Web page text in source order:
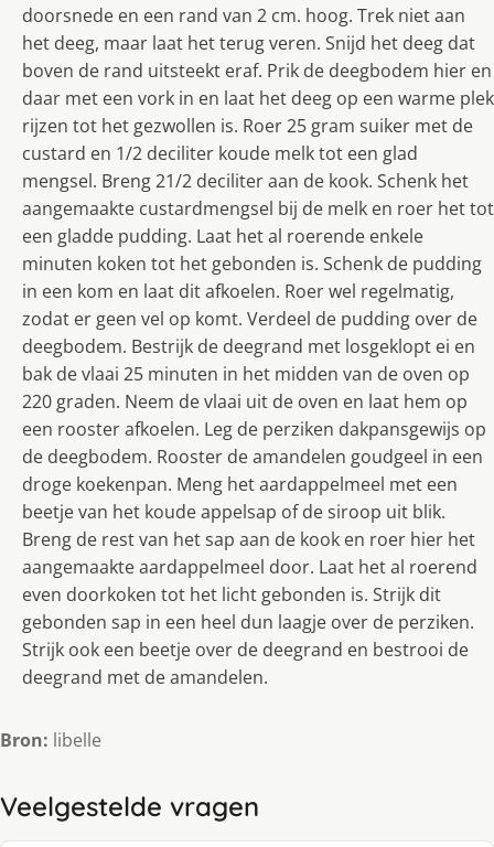
doorsnede en een rand van 2 cm. hoog. Trek niet aan
het deeg, maar laat het terug veren. Snijd het deeg dat
boven de rand uitsteekt eraf. Prik de deegbodem hier en
daar met een vork in en laat het deeg op een warme plek
rijzen tot het gezwollen is. Roer 25 gram suiker met de
custard en 1/2 deciliter koude melk tot een glad
mengsel. Breng 21/2 deciliter aan de kook. Schenk het
aangemaakte custardmengsel bij de melk en roer het tot
een gladde pudding. Laat het al roerende enkele
minuten koken tot het gebonden is. Schenk de pudding
in een kom en laat dit afkoelen. Roer wel regelmatig,
zodat er geen vel op komt. Verdeel de pudding over de
deegbodem. Bestrijk de deegrand met losgeklopt ei en
bak de vlaai 25 minuten in het midden van de oven op
220 graden. Neem de vlaai uit de oven en laat hem op
een rooster afkoelen. Leg de perziken dakpansgewijs op
de deegbodem. Rooster de amandelen goudgeel in een
droge koekenpan. Meng het aardappelmeel met een
beetje van het koude appelsap of de siroop uit blik.
Breng de rest van het sap aan de kook en roer hier het
aangemaakte aardappelmeel door. Laat het al roerend
even doorkoken tot het licht gebonden is. Strijk dit
gebonden sap in een heel dun laagje over de perziken.
Strijk ook een beetje over de deegrand en bestrooi de
deegrand met de amandelen.
Bron: libelle
Veelgestelde vragen